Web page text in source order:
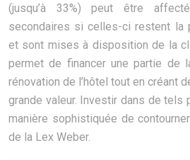
(jusqu’à 33%) peut être
secondaires si celles-ci restent la
et sont mises à disposition de la
permet de financer une partie de
rénovation de l’hôtel tout en créant
grande valeur. Investir dans de tels
manière sophistiquée de
de la Lex Weber.